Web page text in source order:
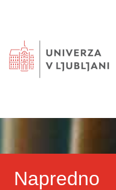
Napredno